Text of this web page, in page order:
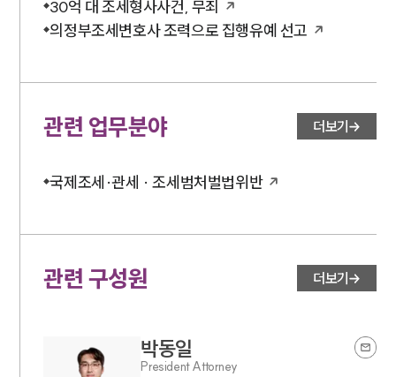
30억 대 조세형사사건, 무죄
의정부조세변호사 조력으로 집행유예 선고
관련 업무분야 더보기
국제조세·관세 · 조세범처벌법위반
관련 구성원 더보기
박동일
President Attorney